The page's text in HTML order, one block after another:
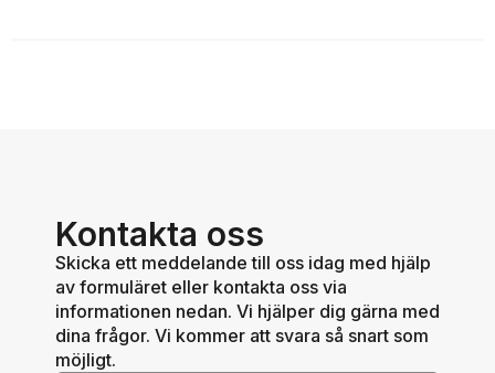
Kontakta oss
Skicka ett meddelande till oss idag med hjälp
av formuläret eller kontakta oss via
informationen nedan. Vi hjälper dig gärna med
dina frågor. Vi kommer att svara så snart som
möjligt.